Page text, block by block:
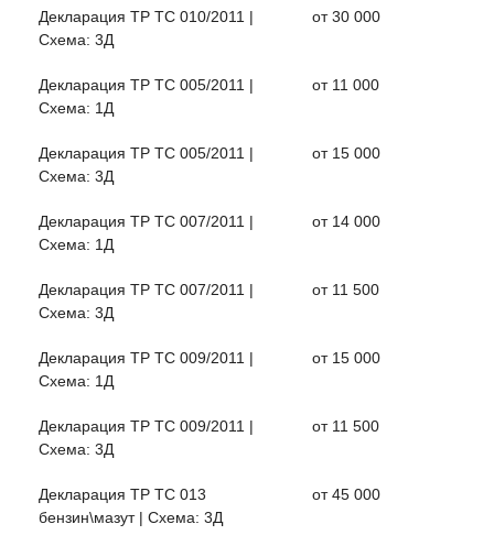
Декларация ТР ТС 010/2011 |
Схема: 3Д
от 30 000
Декларация ТР ТС 005/2011 |
Схема: 1Д
от 11 000
Декларация ТР ТС 005/2011 |
Схема: 3Д
от 15 000
Декларация ТР ТС 007/2011 |
Схема: 1Д
от 14 000
Декларация ТР ТС 007/2011 |
Схема: 3Д
от 11 500
Декларация ТР ТС 009/2011 |
Схема: 1Д
от 15 000
Декларация ТР ТС 009/2011 |
Схема: 3Д
от 11 500
Декларация ТР ТС 013
бензин\мазут | Схема: 3Д
от 45 000